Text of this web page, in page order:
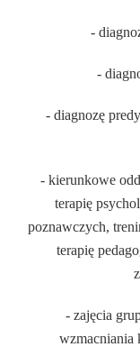
-
-
- diagnozę
- kierunkowe
terapię
poznawczych,
terapię
- zajęcia
wzmacniania